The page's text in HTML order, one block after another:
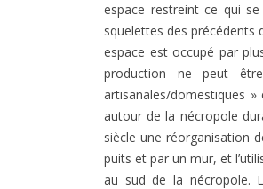
espace restreint ce qui
squelettes des précédents
espace est occupé par
production ne peut
artisanales/domestiques
autour de la nécropole
siècle une réorganisation
puits et par un mur, et
au sud de la nécropole.